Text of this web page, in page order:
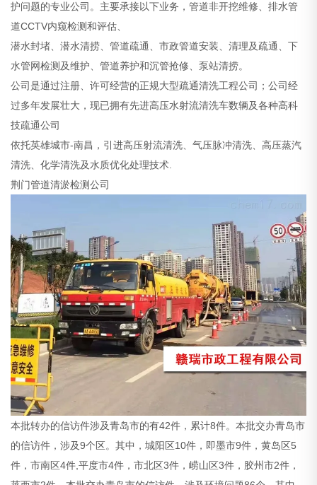
护问题的专业公司。主要承接以下业务，管道非开挖维修、排水管
道CCTV内窥检测和评估、
潜水封堵、潜水清捞、管道疏通、市政管道安装、清理及疏通、下
水管网检测及维护、管道养护和沉管抢修、泵站清捞。
公司是通过注册、许可经营的正规大型疏通清洗工程公司；公司经
过多年发展壮大，现已拥有先进高压水射流清洗车数辆及各种高科
技疏通公司
依托英雄城市-南昌，引进高压射流清洗、气压脉冲清洗、高压蒸汽
清洗、化学清洗及水质优化处理技术.
荆门管道清淤检测公司
本批转办的信访件涉及青岛市的有42件，累计8件。本批交办青岛市
的信访件，涉及9个区。其中，城阳区10件，即墨市9件，黄岛区5
件，市南区4件,平度市4件，市北区3件，崂山区3件，胶州市2件，